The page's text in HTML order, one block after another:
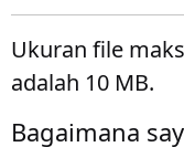
Ukuran file
adalah 10 MB.
Bagaimana